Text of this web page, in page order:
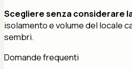
Scegliere senza considerare
isolamento e volume del locale
sembri.
Domande frequenti